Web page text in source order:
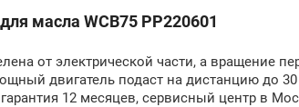
масла WCB75 PP220601
от электрической части, а вращение
двигатель подаст на дистанцию до
12 месяцев, сервисный центр в